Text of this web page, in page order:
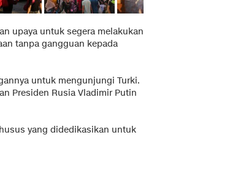
upaya untuk segera melakukan
tanpa gangguan kepada
untuk mengunjungi Turki.
Presiden Rusia Vladimir Putin
yang didedikasikan untuk